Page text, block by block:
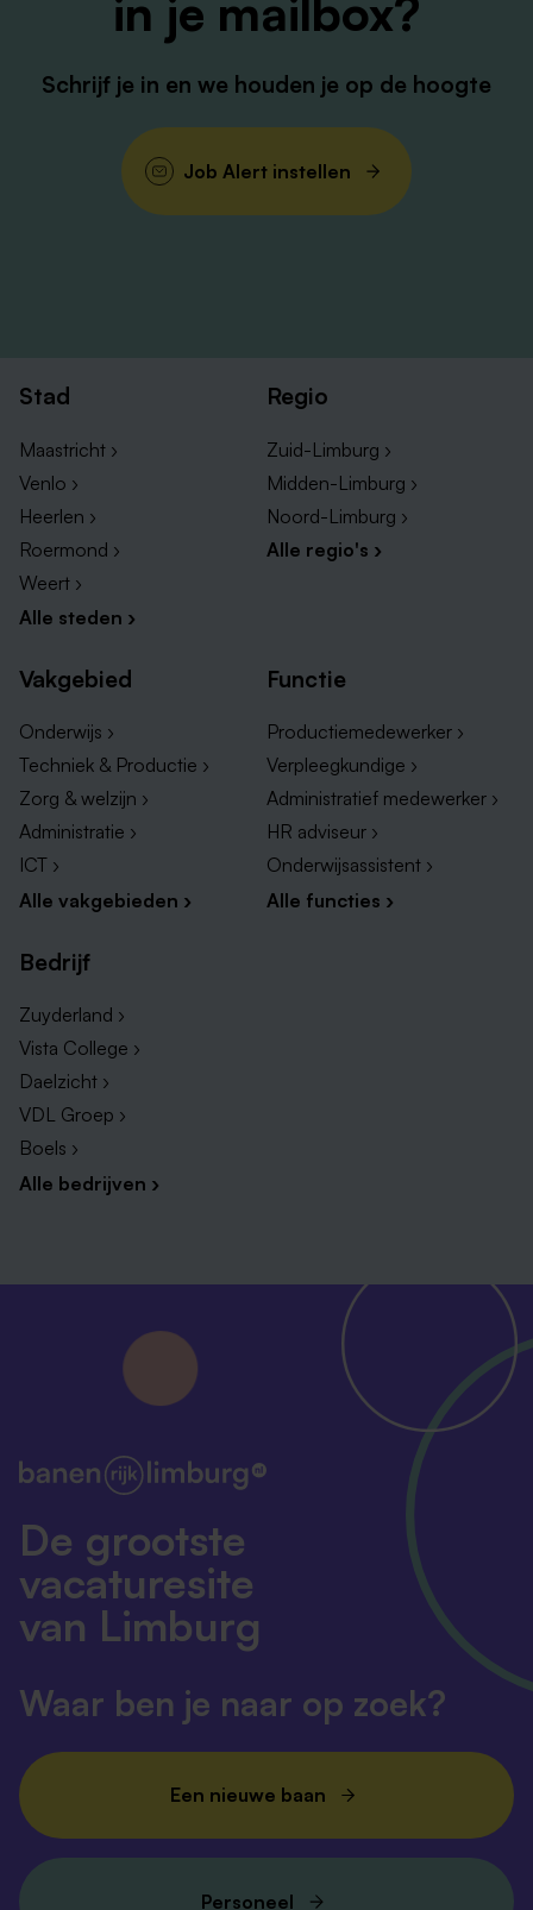
in je mailbox?
Schrijf je in en we houden je op de hoogte
Job Alert instellen
Stad
Maastricht ›
Venlo ›
Heerlen ›
Roermond ›
Weert ›
Alle steden ›
Regio
Zuid-Limburg ›
Midden-Limburg ›
Noord-Limburg ›
Alle regio's ›
Vakgebied
Onderwijs ›
Techniek & Productie ›
Zorg & welzijn ›
Administratie ›
ICT ›
Alle vakgebieden ›
Functie
Productiemedewerker ›
Verpleegkundige ›
Administratief medewerker ›
HR adviseur ›
Onderwijsassistent ›
Alle functies ›
Bedrijf
Zuyderland ›
Vista College ›
Daelzicht ›
VDL Groep ›
Boels ›
Alle bedrijven ›
De grootste
vacaturesite
van Limburg
Waar ben je naar op zoek?
Een nieuwe baan
Personeel